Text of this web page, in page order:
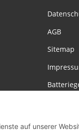
auf unserer
AGB
Sitemap